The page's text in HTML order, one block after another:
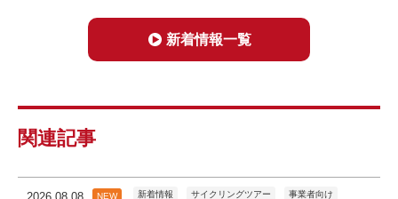
新着情報一覧
関連記事
NEW 新着情報 サイクリングツアー 事業者向け